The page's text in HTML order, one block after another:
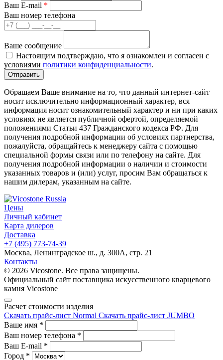
Ваш E-mail *
Ваш номер телефона
Ваше сообщение
Настоящим подтверждаю, что я ознакомлен и согласен с
условиями политики конфиденциальности.
Обращаем Ваше внимание на то, что данный интернет-сайт
носит исключительно информационный характер, вся
информация носит ознакомительный характер и ни при каких
условиях не является публичной офертой, определяемой
положениями Статьи 437 Гражданского кодекса РФ. Для
получения подробной информации об условиях партнерства,
пожалуйста, обращайтесь к менеджеру сайта с помощью
специальной формы связи или по телефону на сайте. Для
получения подробной информации о наличии и стоимости
указанных товаров и (или) услуг, просим Вам обращаться к
нашим дилерам, указанным на сайте.
Цены
Личный кабинет
Карта дилеров
Доставка
+7 (495) 773-74-39
Москва, Ленинградское ш., д. 300А, стр. 21
Контакты
© 2026 Vicostone. Все права защищены.
Официальный сайт поставщика искусственного кварцевого
камня Vicostone
Расчет стоимости изделия
Скачать прайс-лист Normal Скачать прайс-лист JUMBO
Ваше имя *
Ваш номер телефона *
Ваш E-mail *
Город *